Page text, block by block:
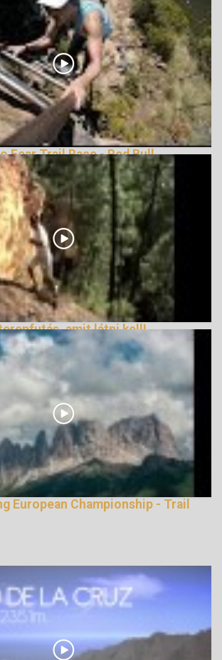
Fear Trail Race - Red Bull
amit látni kell!
European Championship - Trail